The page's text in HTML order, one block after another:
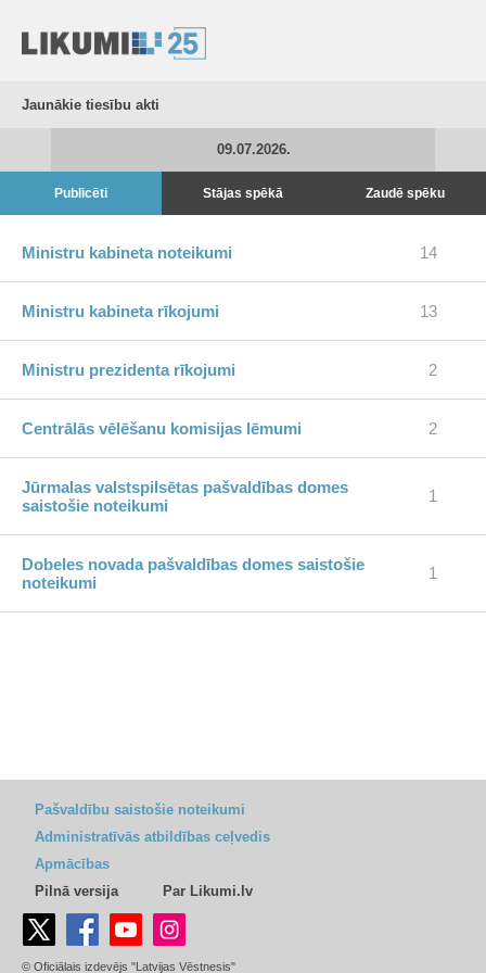
Jaunākie tiesību akti
09.07.2026.
Publicēti Stājas spēkā Zaudē spēku
Ministru kabineta noteikumi 14
Ministru kabineta rīkojumi 13
Ministru prezidenta rīkojumi 2
Centrālās vēlēšanu komisijas lēmumi 2
Jūrmalas valstspilsētas pašvaldības domes
saistošie noteikumi
1
Dobeles novada pašvaldības domes saistošie
noteikumi
1
Pašvaldību saistošie noteikumi
Administratīvās atbildības ceļvedis
Apmācības
Pilnā versija
Par Likumi.lv
© Oficiālais izdevējs "Latvijas Vēstnesis"